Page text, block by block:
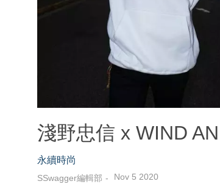
淺野忠信 x WIND
永續時尚
SSwagger編輯部 Nov 5 2020